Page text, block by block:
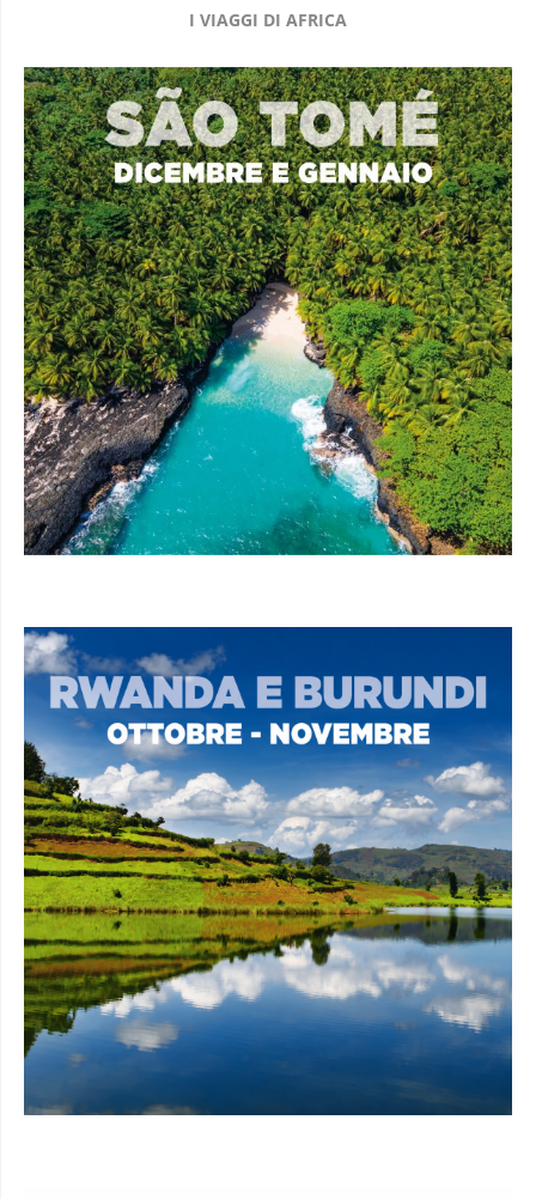
I VIAGGI DI AFRICA